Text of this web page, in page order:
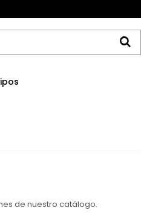
de nuestro catálogo.